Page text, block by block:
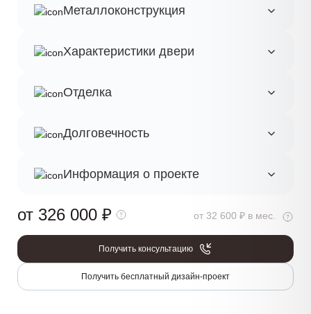
Металлоконструкция
Характеристики двери
Отделка
Долговечность
Информация о проекте
от 326 000 ₽ от 32 600 ₽ в мес.
Получить консультацию
Получить бесплатный дизайн-проект